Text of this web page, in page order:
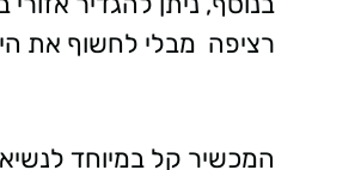
רציפה מבלי לחשוף את